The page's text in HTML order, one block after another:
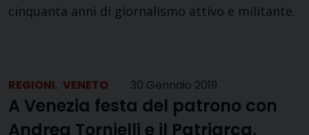
cinquanta anni di giornalismo attivo e militante.
REGIONI, VENETO 30 Gennaio 2019
A Venezia festa del patrono con
Andrea Tornielli e il Patriarca,